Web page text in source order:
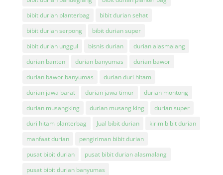
bibit durian planterbag
bibit durian sehat
bibit durian serpong
bibit durian super
bibit durian unggul
bisnis durian
durian alasmalang
durian banten
durian banyumas
durian bawor
durian bawor banyumas
durian duri hitam
durian jawa barat
durian jawa timur
durian montong
durian musangking
durian musang king
durian super
duri hitam planterbag
Jual bibit durian
kirim bibit durian
manfaat durian
pengiriman bibit durian
pusat bibit durian
pusat bibit durian alasmalang
pusat bibit durian banyumas